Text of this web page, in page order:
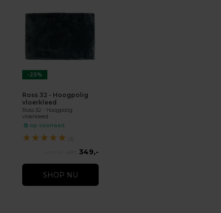
-25%
Ross 32 - Hoogpolig
vloerkleed
Ross 32 - Hoogpolig
vloerkleed
op voorraad
★★★★★ (1)
349,-
SHOP NU